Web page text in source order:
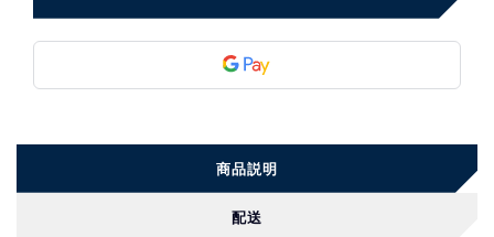
商品説明
配送